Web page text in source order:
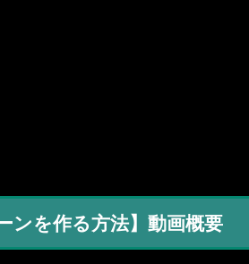
ンを作る方法】動画概要